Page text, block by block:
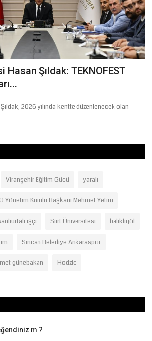
Hasan Şıldak: TEKNOFEST
2026 yılında kentte düzenlenecek olan
Viranşehir Eğitim Gücü yaralı
Yönetim Kurulu Başkanı Mehmet Yetim
işçi Siirt Üniversitesi balıklıgöl
Sincan Belediye Ankaraspor
günebakan Hodzic
mi?